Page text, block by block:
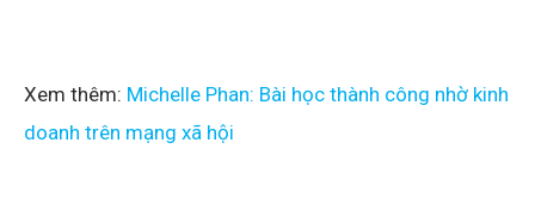
Xem thêm: Michelle Phan: Bài học thành công nhờ kinh
doanh trên mạng xã hội